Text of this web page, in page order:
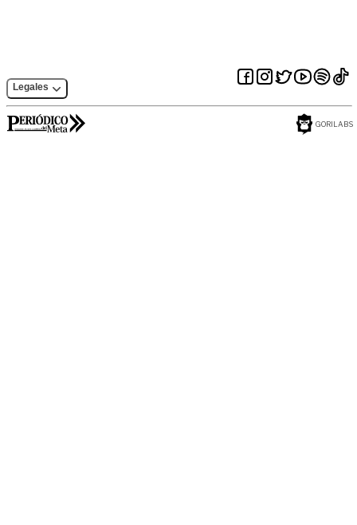
Legales
GORILABS